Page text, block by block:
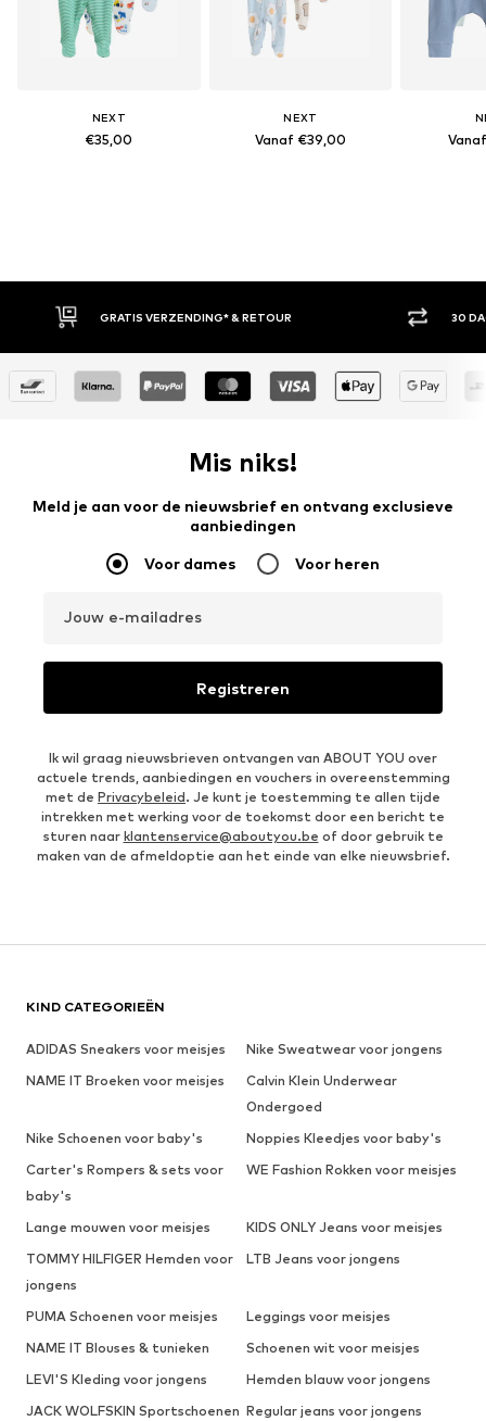
NEXT
€35,00
NEXT
Vanaf €39,00
VERZENDING* & RETOUR 30 DAGEN BEDENKTIJD
Mis niks!
Meld je aan voor de nieuwsbrief en ontvang exclusieve
aanbiedingen
Voor dames Voor heren
Jouw e-mailadres
Registreren
Ik wil graag nieuwsbrieven ontvangen van ABOUT YOU over
actuele trends, aanbiedingen en vouchers in overeenstemming
met de Privacybeleid. Je kunt je toestemming te allen tijde
intrekken met werking voor de toekomst door een bericht te
sturen naar klantenservice@aboutyou.be of door gebruik te
maken van de afmeldoptie aan het einde van elke nieuwsbrief.
KIND CATEGORIEËN
ADIDAS Sneakers voor meisjes
Nike Sweatwear voor jongens
NAME IT Broeken voor meisjes
Calvin Klein Underwear
Ondergoed
Nike Schoenen voor baby's
Noppies Kleedjes voor baby's
Carter's Rompers & sets voor
baby's
WE Fashion Rokken voor meisjes
Lange mouwen voor meisjes
KIDS ONLY Jeans voor meisjes
TOMMY HILFIGER Hemden voor
jongens
LTB Jeans voor jongens
PUMA Schoenen voor meisjes
Leggings voor meisjes
NAME IT Blouses & tunieken
Schoenen wit voor meisjes
LEVI'S Kleding voor jongens
Hemden blauw voor jongens
JACK WOLFSKIN Sportschoenen Regular jeans voor jongens